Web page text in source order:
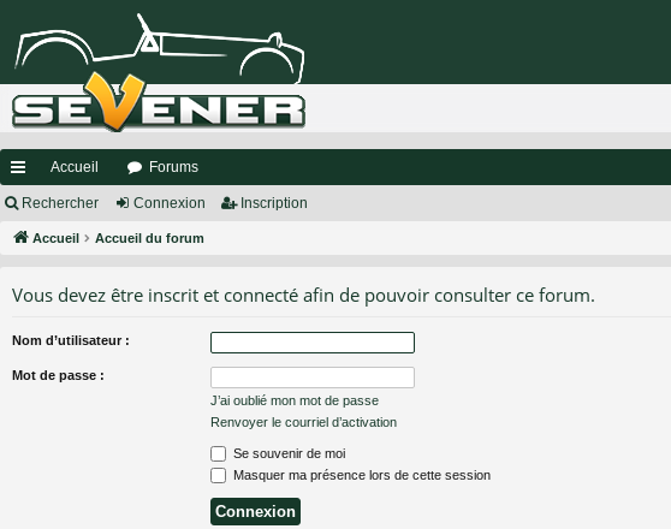
ac
co
s
Accueil Forums
Rechercher Connexion Inscription
Accueil Accueil du forum
Vous devez être inscrit et connecté afin de pouvoir consulter ce forum.
Nom d’utilisateur :
Mot de passe :
J’ai oublié mon mot de passe
Renvoyer le courriel d’activation
Se souvenir de moi
Masquer ma présence lors de cette session